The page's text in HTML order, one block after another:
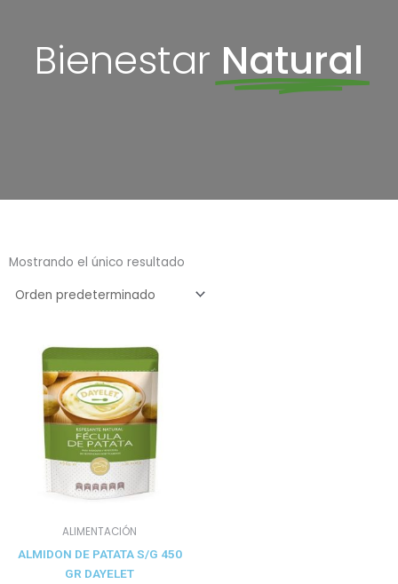
Bienestar Natural
Mostrando el único resultado
ALIMENTACIÓN
ALMIDON DE PATATA S/G 450
GR DAYELET